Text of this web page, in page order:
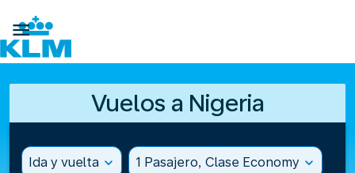

Vuelos a Nigeria
Ida y vuelta expand_more 1 Pasajero, Clase Economy expand_more